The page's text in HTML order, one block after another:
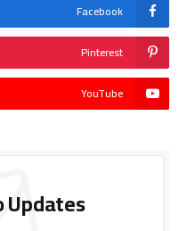
Facebook
Pinterest
YouTube
Updates